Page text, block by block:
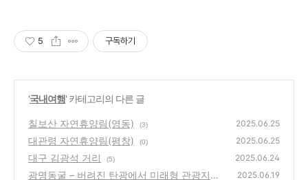
5 구독하기
'국내여행' 카테고리의 다른 글
칠보산 자연휴양림(영동) (3) 2025.06.25
대관령 자연휴양림(평창) (0) 2025.06.25
대구 김광석 거리 (5) 2025.06.24
광명동굴 – 버려진 탄광에서 미래형 관광지로
2025.06.19